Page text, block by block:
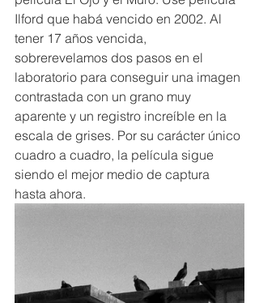
Ilford que habá vencido en 2002. Al
tener 17 años vencida,
sobrerevelamos dos pasos en el
laboratorio para conseguir una imagen
contrastada con un grano muy
aparente y un registro increíble en la
escala de grises. Por su carácter único
cuadro a cuadro, la película sigue
siendo el mejor medio de captura
hasta ahora.